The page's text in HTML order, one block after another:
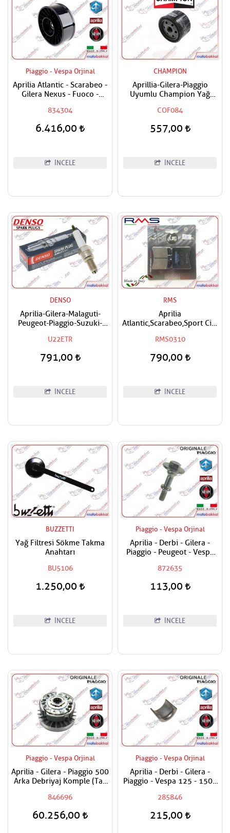
Piaggio - Vespa Orjinal
Aprilia Atlantic - Scarabeo -
Gilera Nexus - Fuoco -
X8 - XEVO 400 - 500
Varyatör Kayış Rulmanı
834304
6.416,00
İNCELE
CHAMPION
Aprillia-Gilera-Piaggio
Uyumlu Champion Yağ
COF084
557,00
İNCELE
DENSO
Aprilia-Gilera-Malaguti-
Peugeot-Piaggio-Suzuki-
U22ETR
791,00
İNCELE
RMS
Aprilia
Atlantic,Scarabeo,Sport City
Arka Fren Balatası
RMS0310
790,00
İNCELE
BUZZETTI
Yağ Filtresi Sökme Takma
Anahtarı
BU5106
1.250,00
İNCELE
Piaggio - Vespa Orjinal
Aprilia - Derbi - Gilera -
Piaggio - Peugeot - Vespa
- 500 - 800 - 850 Sübap
872635
113,00
İNCELE
Piaggio - Vespa Orjinal
Aprilia - Gilera - Piaggio 500
Arka Debriyaj Komple (Tas
846696
60.256,00
Piaggio - Vespa Orjinal
Aprilia - Derbi - Gilera -
Piaggio - Vespa 125 - 150 -
- 400 - 500 Sübap Tırnağı /
285846
215,00